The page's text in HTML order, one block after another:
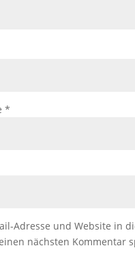
*
Adresse und Website in
nächsten Kommentar